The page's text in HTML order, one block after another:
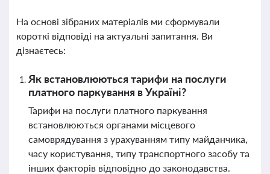
На основі зібраних матеріалів ми сформували
короткі відповіді на актуальні запитання. Ви
дізнаєтесь:
Як встановлюються тарифи на послуги
платного паркування в Україні?
Тарифи на послуги платного паркування
встановлюються органами місцевого
самоврядування з урахуванням типу майданчика,
часу користування, типу транспортного засобу та
інших факторів відповідно до законодавства.